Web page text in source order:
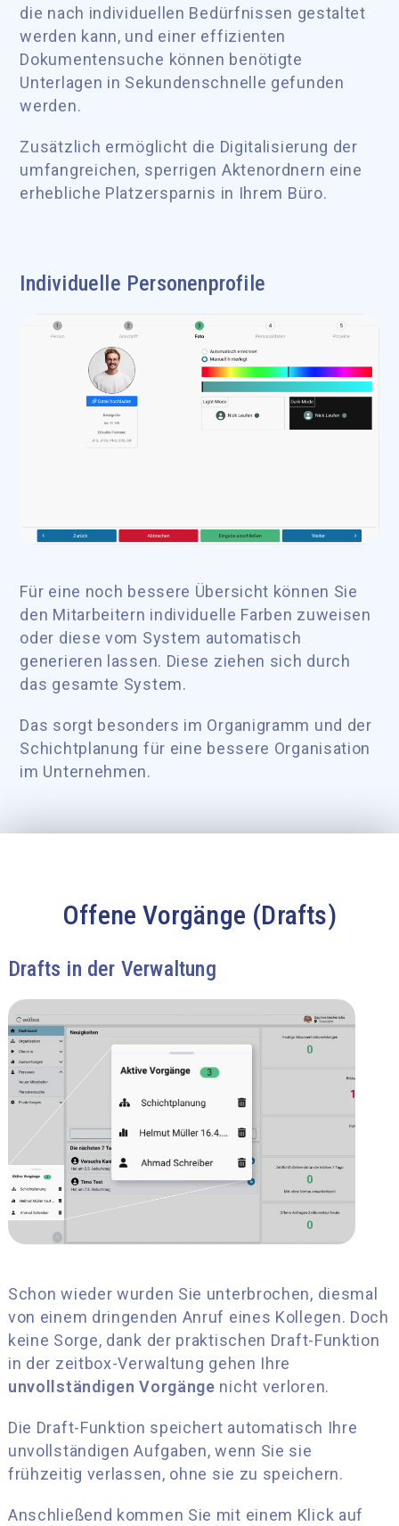
die nach individuellen Bedürfnissen gestaltet
werden kann, und einer effizienten
Dokumentensuche können benötigte
Unterlagen in Sekundenschnelle gefunden
werden.
Zusätzlich ermöglicht die Digitalisierung der
umfangreichen, sperrigen Aktenordnern eine
erhebliche Platzersparnis in Ihrem Büro.
Individuelle Personenprofile
Für eine noch bessere Übersicht können Sie
den Mitarbeitern individuelle Farben zuweisen
oder diese vom System automatisch
generieren lassen. Diese ziehen sich durch
das gesamte System.
Das sorgt besonders im Organigramm und der
Schichtplanung für eine bessere Organisation
im Unternehmen.
Offene Vorgänge (Drafts)
Drafts in der Verwaltung
Schon wieder wurden Sie unterbrochen, diesmal
von einem dringenden Anruf eines Kollegen. Doch
keine Sorge, dank der praktischen Draft-Funktion
in der zeitbox-Verwaltung gehen Ihre
unvollständigen Vorgänge nicht verloren.
Die Draft-Funktion speichert automatisch Ihre
unvollständigen Aufgaben, wenn Sie sie
frühzeitig verlassen, ohne sie zu speichern.
Anschließend kommen Sie mit einem Klick auf